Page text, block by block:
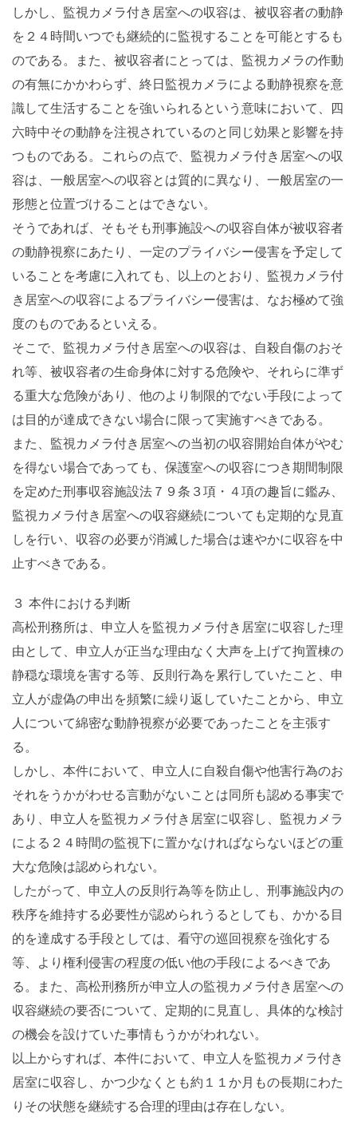
しかし、監視カメラ付き居室への収容は、被収容者の動静
を２４時間いつでも継続的に監視することを可能とするも
のである。また、被収容者にとっては、監視カメラの作動
の有無にかかわらず、終日監視カメラによる動静視察を意
識して生活することを強いられるという意味において、四
六時中その動静を注視されているのと同じ効果と影響を持
つものである。これらの点で、監視カメラ付き居室への収
容は、一般居室への収容とは質的に異なり、一般居室の一
形態と位置づけることはできない。
そうであれば、そもそも刑事施設への収容自体が被収容者
の動静視察にあたり、一定のプライバシー侵害を予定して
いることを考慮に入れても、以上のとおり、監視カメラ付
き居室への収容によるプライバシー侵害は、なお極めて強
度のものであるといえる。
そこで、監視カメラ付き居室への収容は、自殺自傷のおそ
れ等、被収容者の生命身体に対する危険や、それらに準ず
る重大な危険があり、他のより制限的でない手段によって
は目的が達成できない場合に限って実施すべきである。
また、監視カメラ付き居室への当初の収容開始自体がやむ
を得ない場合であっても、保護室への収容につき期間制限
を定めた刑事収容施設法７９条３項・４項の趣旨に鑑み、
監視カメラ付き居室への収容継続についても定期的な見直
しを行い、収容の必要が消滅した場合は速やかに収容を中
止すべきである。
３ 本件における判断
高松刑務所は、申立人を監視カメラ付き居室に収容した理
由として、申立人が正当な理由なく大声を上げて拘置棟の
静穏な環境を害する等、反則行為を累行していたこと、申
立人が虚偽の申出を頻繁に繰り返していたことから、申立
人について綿密な動静視察が必要であったことを主張す
る。
しかし、本件において、申立人に自殺自傷や他害行為のお
それをうかがわせる言動がないことは同所も認める事実で
あり、申立人を監視カメラ付き居室に収容し、監視カメラ
による２４時間の監視下に置かなければならないほどの重
大な危険は認められない。
したがって、申立人の反則行為等を防止し、刑事施設内の
秩序を維持する必要性が認められうるとしても、かかる目
的を達成する手段としては、看守の巡回視察を強化する
等、より権利侵害の程度の低い他の手段によるべきであ
る。また、高松刑務所が申立人の監視カメラ付き居室への
収容継続の要否について、定期的に見直し、具体的な検討
の機会を設けていた事情もうかがわれない。
以上からすれば、本件において、申立人を監視カメラ付き
居室に収容し、かつ少なくとも約１１か月もの長期にわた
りその状態を継続する合理的理由は存在しない。